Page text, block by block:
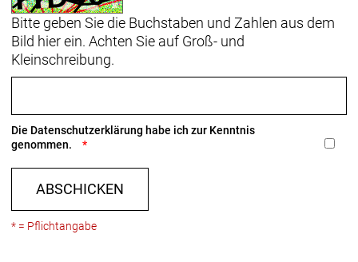
Bitte geben Sie die Buchstaben und Zahlen aus dem
Bild hier ein. Achten Sie auf Groß- und
Kleinschreibung.
Die Datenschutzerklärung habe ich zur Kenntnis
genommen.
ABSCHICKEN
* = Pflichtangabe